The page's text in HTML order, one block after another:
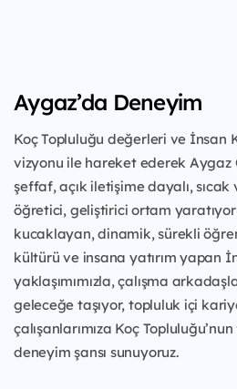
Aygaz’da Deneyim
Koç Topluluğu değerleri ve İnsan
vizyonu ile hareket ederek Aygaz
şeffaf, açık iletişime dayalı, sıcak
öğretici, geliştirici ortam
kucaklayan, dinamik, sürekli
kültürü ve insana yatırım yapan
yaklaşımımızla, çalışma
geleceğe taşıyor, topluluk içi
çalışanlarımıza Koç
deneyim şansı sunuyoruz.